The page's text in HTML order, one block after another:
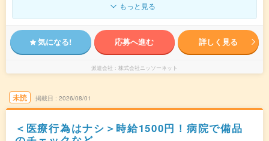
もっと見る
気になる! 応募へ進む 詳しく見る
派遣会社 株式会社ニッソーネット
未読 掲載日 2026/08/01
＜医療行為はナシ＞時給1500円！病院で備品